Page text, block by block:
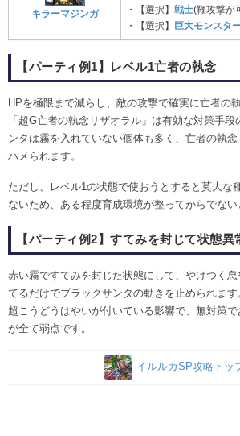
キラーマジンガ
・【選択】 戦士(鞭攻撃が
・【選択】
巨大モンスタ
【パーティ例1】レベル1亡者の執念
HPを極限まで減らし、敵の攻撃で確実に亡者の
「超G亡者の執念リザオラル」は有効な対策手
ンタは霧を入れていない個体も多く、亡者の執
ハメられます。
ただし、レベル1の状態で使おうとすると莫大な
ないため、ある程度育成環境が整ってからでない
【パーティ例2】すてみを封じて状態異
赤い霧ですてみを封じた状態にして、やけつく
てるだけでブラックサンタの動きを止められます
超こうどうはやいが付いている影響で、無対策
が全て弱点です。
イルルカSP攻略トッ